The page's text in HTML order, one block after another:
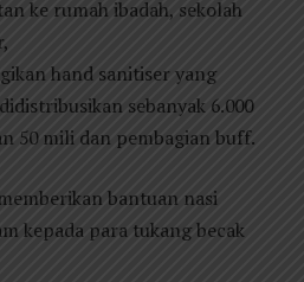
ke rumah ibadah, sekolah
hand sanitiser yang
sebanyak 6.000
50 mili dan pembagian buff.
bantuan nasi
kepada para tukang becak